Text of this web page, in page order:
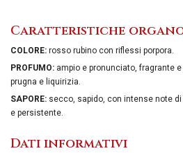
Caratteristiche
COLORE: rosso rubino con riflessi porpora.
PROFUMO: ampio e pronunciato, fragrante
prugna e liquirizia.
SAPORE: secco, sapido, con intense note
e persistente.
Dati informativi